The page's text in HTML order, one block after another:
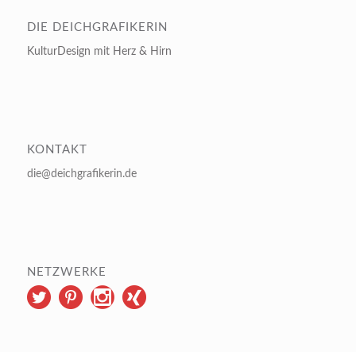
DIE DEICHGRAFIKERIN
KulturDesign mit Herz & Hirn
KONTAKT
die@deichgrafikerin.de
NETZWERKE